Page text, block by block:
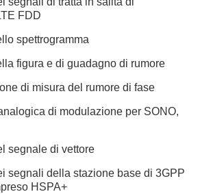
FDD
spettrogramma
figura e di guadagno di rumore
di misura del rumore di fase
di modulazione per SONO,
segnale di vettore
segnali della stazione base di 3GPP
HSPA+